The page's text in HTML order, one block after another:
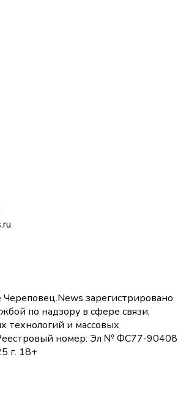
зарегистрировано
по надзору в сфере связи,
и массовых
номер: Эл № ФС77-90408
г. 18+